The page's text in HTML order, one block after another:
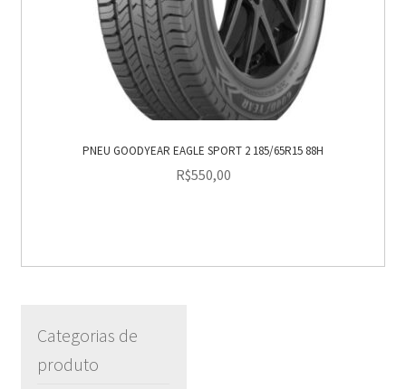
PNEU GOODYEAR EAGLE SPORT 2 185/65R15 88H
R$550,00
Categorias de
produto